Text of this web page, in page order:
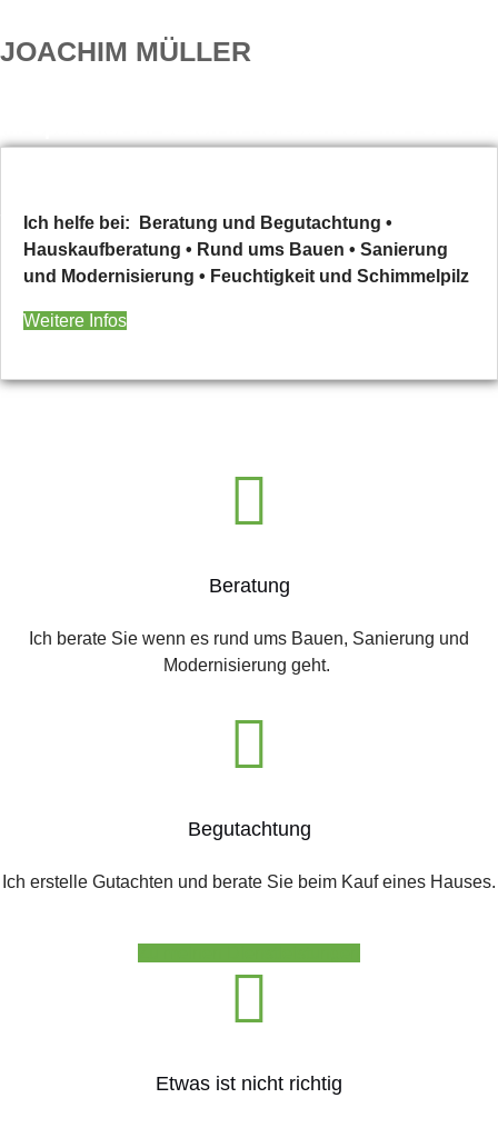
JOACHIM MÜLLER
Seit über 10 Jahren Ihr Partner bei Bauproblemen.
Ich helfe bei: Beratung und Begutachtung •
Hauskaufberatung • Rund ums Bauen • Sanierung
und Modernisierung • Feuchtigkeit und Schimmelpilz
Weitere Infos
Beratung
Ich berate Sie wenn es rund ums Bauen, Sanierung und
Modernisierung geht.
Begutachtung
Ich erstelle Gutachten und berate Sie beim Kauf eines Hauses.
Etwas ist nicht richtig